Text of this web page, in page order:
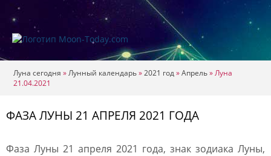
Луна сегодня »Лунный календарь»2021 год»Апрель»Луна
21.04.2021
ФАЗА ЛУНЫ 21 АПРЕЛЯ 2021 ГОДА
Фаза Луны 21 апреля 2021 года, знак зодиака Луны,